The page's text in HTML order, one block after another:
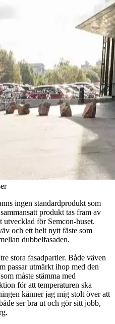
ingen standardprodukt som
produkt tas fram av
för Semcon-huset.
och ett helt nytt fäste som
dubbelfasaden.
stora fasadpartier. Både väven
passar utmärkt ihop med den
måste stämma med
för att temperaturen ska
känner jag mig stolt över att
ser bra ut och gör sitt jobb,